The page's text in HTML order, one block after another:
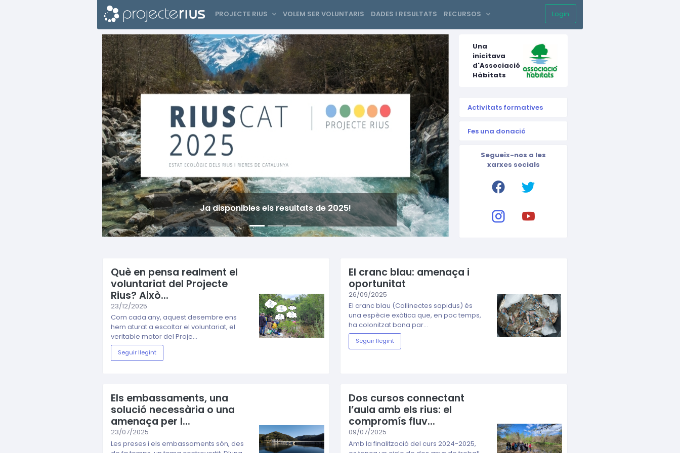
Sign up
PROJECTE RIUS VOLEM SER VOLUNTARIS DADES I RESULTATS RECURSOS Login
Ja disponibles els resultats de 2025!
Previous Next
Una
inicitava
d'Associació
Hàbitats
Activitats formatives
Fes una donació
Segueix-nos a les
xarxes socials
Què en pensa realment el
voluntariat del Projecte
Rius? Això...
23/12/2025
Com cada any, aquest desembre ens
hem aturat a escoltar el voluntariat, el
veritable motor del Proje...
Seguir llegint
El cranc blau: amenaça i
oportunitat
26/09/2025
El cranc blau (Callinectes sapidus) és
una espècie exòtica que, en poc temps,
ha colonitzat bona par...
Seguir llegint
Els embassaments, una
solució necessària o una
amenaça per l...
23/07/2025
Les preses i els embassaments són, des
Dos cursos connectant
l’aula amb els rius: el
compromís fluv...
09/07/2025
Amb la finalització del curs 2024-2025,